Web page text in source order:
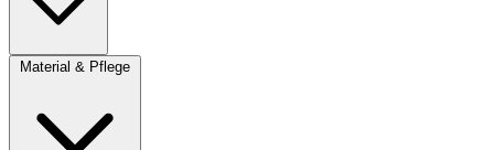
Material & Pflege